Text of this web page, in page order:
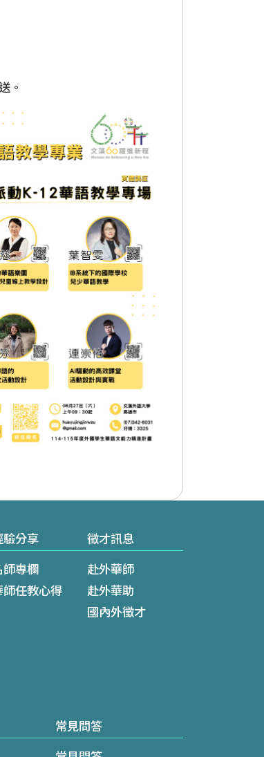
。
驗分享
師專欄
師任教心得
徵才訊息
赴外華師
赴外華助
國內外徵才
常見問答